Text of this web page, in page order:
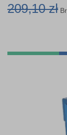
209,10 zł